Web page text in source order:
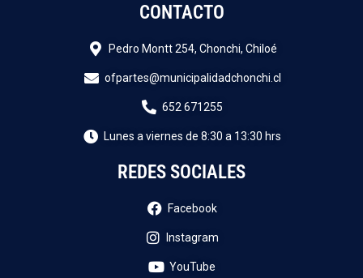
CONTACTO
Pedro Montt 254, Chonchi, Chiloé
ofpartes@municipalidadchonchi.cl
652 671255
Lunes a viernes de 8:30 a 13:30 hrs
REDES SOCIALES
Facebook
Instagram
YouTube